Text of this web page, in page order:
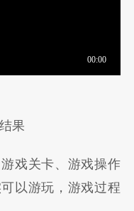
果
戏关卡、游戏操作
以游玩，游戏过程